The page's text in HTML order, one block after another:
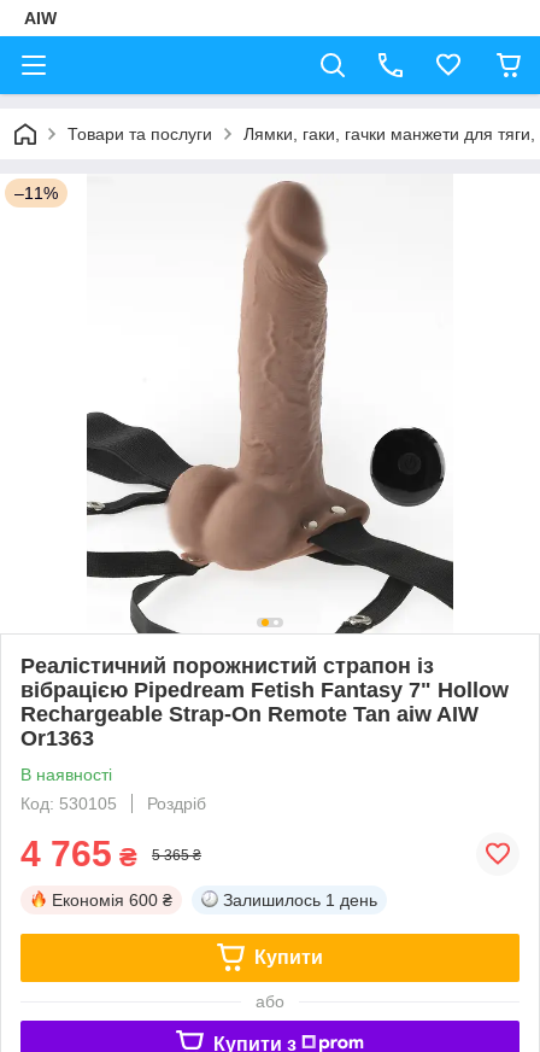
AIW
Товари та послуги Лямки, гаки, гачки манжети для
–11%
Реалістичний порожнистий страпон із
вібрацією Pipedream Fetish Fantasy 7" Hollow
Rechargeable Strap-On Remote Tan aiw AIW
Or1363
В наявності
Код: 530105
Роздріб
4 765 ₴ 5 365 ₴
Економія 600 ₴ Залишилось 1 день
Купити
або
Купити з